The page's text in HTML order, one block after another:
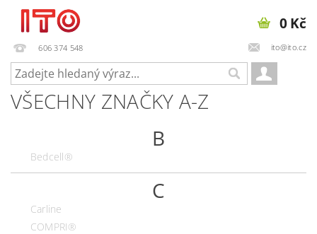
606 374 548 ito@ito.cz
0 Kč
VŠECHNY ZNAČKY A-Z
B
Bedcell®
C
Carline
COMPRI®